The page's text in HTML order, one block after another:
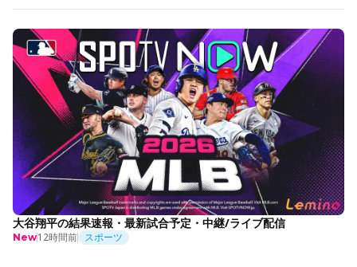
大谷翔平の結果速報・最新試合予定・中継/ライブ配信
New12時間前 スポーツ